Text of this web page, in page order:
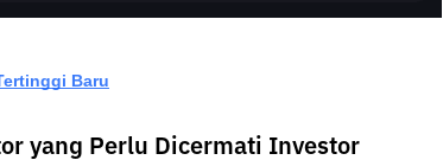
Baru
yang Perlu Dicermati Investor